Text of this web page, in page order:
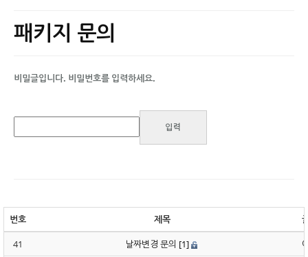
패키지 문의
비밀글입니다. 비밀번호를 입력하세요.
번호 제목
41
날짜변경 문의 [1]